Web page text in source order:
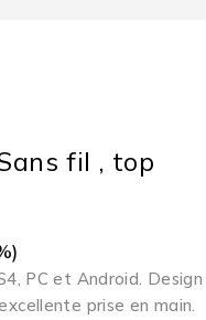
fil , top
PC et Android. Design
prise en main.